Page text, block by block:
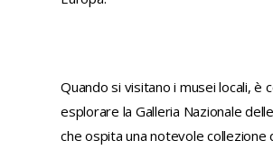
Quando si visitano i musei locali, è
esplorare la Galleria Nazionale
che ospita una notevole collezione